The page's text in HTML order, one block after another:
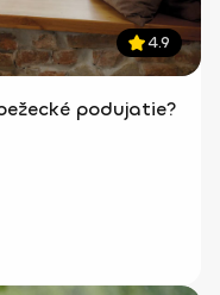
4.9
podujatie?